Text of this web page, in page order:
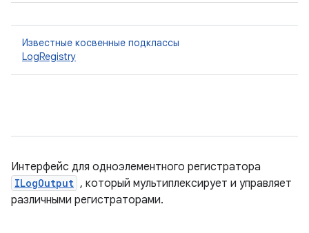
Известные косвенные подклассы
LogRegistry
Интерфейс для одноэлементного регистратора
ILogOutput , который мультиплексирует и управляет
различными регистраторами.